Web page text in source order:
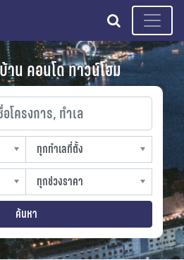
search
น คอนโด ทาวน์โฮม
งการ, ทำเล
ทุกทำเลที่ตั้ง
slocation
ทุกช่วงราคา
sprice
ค้นหา